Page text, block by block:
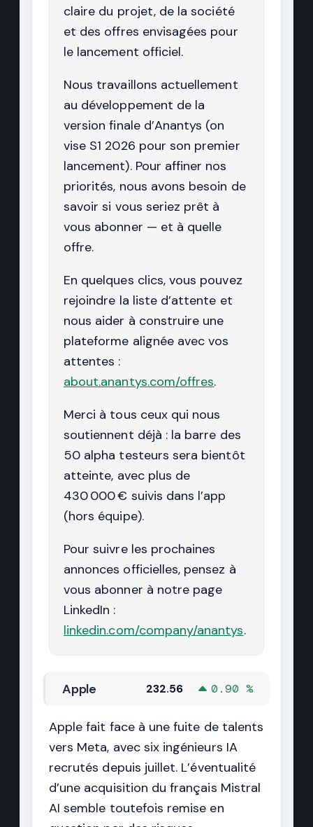
claire du projet, de la société
et des offres envisagées pour
le lancement officiel.
Nous travaillons actuellement
au développement de la
version finale d’Anantys (on
vise S1 2026 pour son premier
lancement). Pour affiner nos
priorités, nous avons besoin de
savoir si vous seriez prêt à
vous abonner — et à quelle
offre.
En quelques clics, vous pouvez
rejoindre la liste d’attente et
nous aider à construire une
plateforme alignée avec vos
attentes :
about.anantys.com/offres.
Merci à tous ceux qui nous
soutiennent déjà : la barre des
50 alpha testeurs sera bientôt
atteinte, avec plus de
430 000 € suivis dans l’app
(hors équipe).
Pour suivre les prochaines
annonces officielles, pensez à
vous abonner à notre page
LinkedIn :
linkedin.com/company/anantys.
Apple 232.56 0.90 %
Apple fait face à une fuite de talents
vers Meta, avec six ingénieurs IA
recrutés depuis juillet. L’éventualité
d’une acquisition du français Mistral
AI semble toutefois remise en